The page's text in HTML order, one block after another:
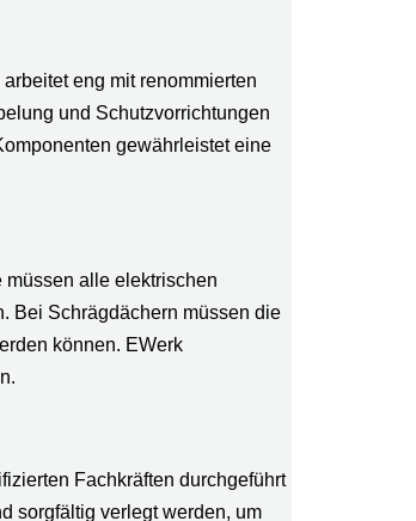
eng mit renommierten
und Schutzvorrichtungen
gewährleistet eine
müssen alle elektrischen
Bei Schrägdächern müssen die
können. EWerk
Fachkräften durchgeführt
sorgfältig verlegt werden, um